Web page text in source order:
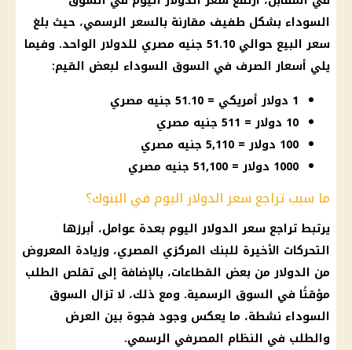
السوداء بشكل طفيف مقارنة بالسعر الرسمي، حيث بلغ
سعر البيع حوالي 51.10
جنيه مصري للدولار الواحد. وفيما
يلي أسعارالصرف في السوق السوداء لبعض القيم:
1 دولار أمريكي = 51.10 جنيه مصري
10 دولار = 511 جنيه مصري
100 دولار = 5,110 جنيه مصري
1000 دولار = 51,100 جنيه مصري
ما سبب تراجع سعر الدولار اليوم في البنوك؟
يرتبط تراجع سعر الدولار اليوم بعدة عوامل، أبرزها
التحركات الأخيرة للبنك المركزي المصري، وزيادة المعروض
من الدولارمن بعض القطاعات، بالإضافة إلى تقلص الطلب
مؤقتًا في السوق الرسمية. ومع ذلك، لا تزال السوق
السوداء نشطة، ما يعكس وجود فجوة بين العرض
والطلب في النظام المصرفي الرسمي.